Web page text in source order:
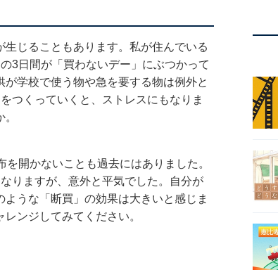
じることもあります。私が住んでいる
3日間が「買わないデー」にぶつかって
学校で使う物や急を要する物は例外と
つくっていくと、ストレスにもなりま
開かないことも過去にはありました。
りますが、意外と平気でした。自分が
うな「断買」の効果は大きいと感じま
ンジしてみてください。